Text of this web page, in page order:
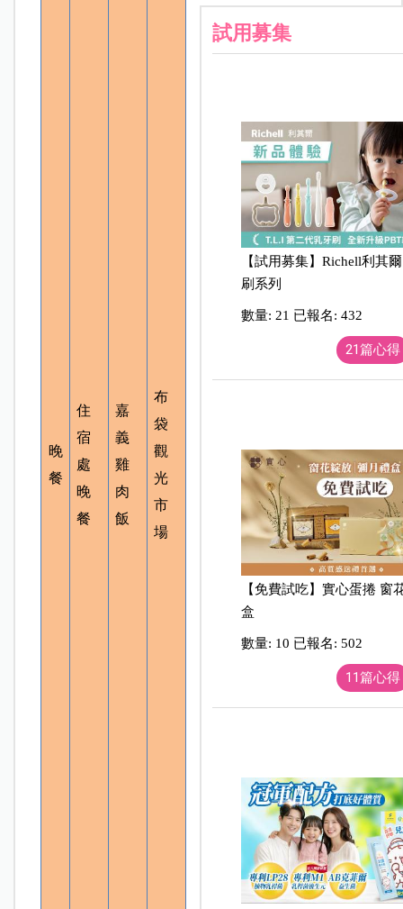
晚
餐
住
宿
處
晚
餐
嘉
義
雞
肉
飯
布
袋
觀
光
市
場
試用募集
【試用募集】Richell利其
刷系列
數量: 21 已報名: 432
21篇心得
【免費試吃】實心蛋捲 窗
盒
數量: 10 已報名: 502
11篇心得